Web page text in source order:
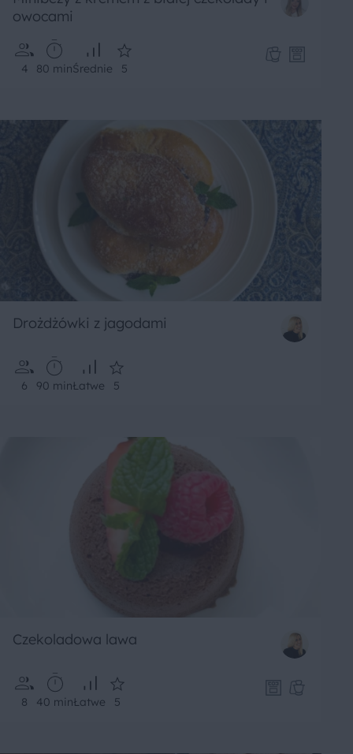
owocami
4 80 minŚrednie 5
Drożdżówki z jagodami
6 90 minŁatwe 5
Czekoladowa lawa
8 40 minŁatwe 5